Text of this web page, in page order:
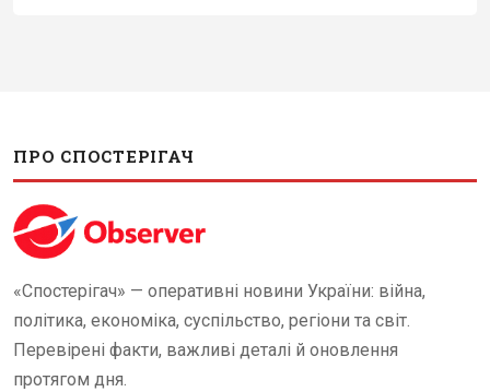
ПРО СПОСТЕРІГАЧ
«Спостерігач» — оперативні новини України: війна,
політика, економіка, суспільство, регіони та світ.
Перевірені факти, важливі деталі й оновлення
протягом дня.